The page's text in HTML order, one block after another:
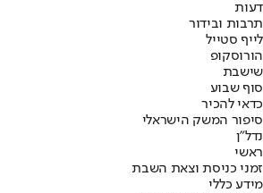
דעות
תרבות ובידור
לייף סטייל
הורוסקופ
שישבת
סוף שבוע
כדאי להכיר
סיפור המשק הישראלי
נדל"ן
ראשי
זמני כניסת וצאת השבת
מידע כללי